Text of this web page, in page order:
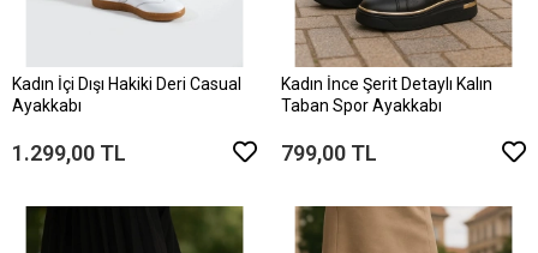
Kadın İçi Dışı Hakiki Deri Casual
Ayakkabı
1.299,00 TL
Kadın İnce Şerit Detaylı Kalın
Taban Spor Ayakkabı
799,00 TL